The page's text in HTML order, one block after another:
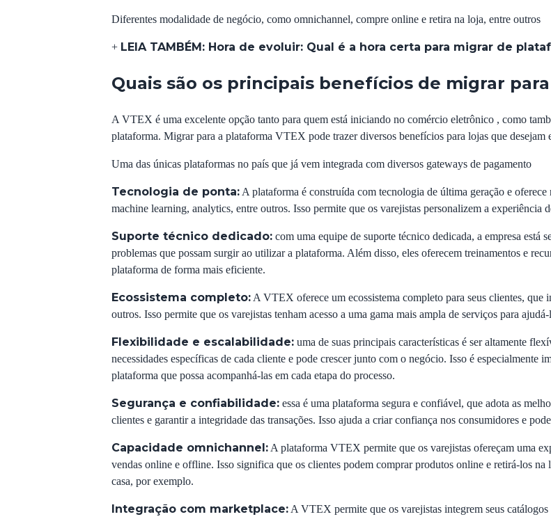
Diferentes modalidade de negócio, como omnichannel, compre online e retira na loja, entre outros
+ LEIA TAMBÉM: Hora de evoluir: Qual é a hora certa para migrar de
Quais são os principais benefícios de migrar para
A VTEX é uma excelente opção tanto para quem está iniciando no comércio eletrônico , como
plataforma. Migrar para a plataforma VTEX pode trazer diversos benefícios para lojas que desejam
Uma das únicas plataformas no país que já vem integrada com diversos gateways de pagamento
Tecnologia de ponta: A plataforma é construída com tecnologia de última geração e
machine learning, analytics, entre outros. Isso permite que os varejistas personalizem a experiência
Suporte técnico dedicado: com uma equipe de suporte técnico dedicada, a empresa está
problemas que possam surgir ao utilizar a plataforma. Além disso, eles oferecem treinamentos e
plataforma de forma mais eficiente.
Ecossistema completo: A VTEX oferece um ecossistema completo para seus clientes,
outros. Isso permite que os varejistas tenham acesso a uma gama mais ampla de serviços para
Flexibilidade e escalabilidade: uma de suas principais características é ser altamente
necessidades específicas de cada cliente e pode crescer junto com o negócio. Isso é especialmente
plataforma que possa acompanhá-las em cada etapa do processo.
Segurança e confiabilidade: essa é uma plataforma segura e confiável, que adota as
clientes e garantir a integridade das transações. Isso ajuda a criar confiança nos consumidores e
Capacidade omnichannel: A plataforma VTEX permite que os varejistas ofereçam uma
vendas online e offline. Isso significa que os clientes podem comprar produtos online e retirá-los
casa, por exemplo.
Integração com marketplace: A VTEX permite que os varejistas integrem seus